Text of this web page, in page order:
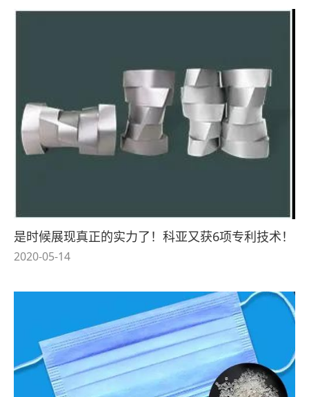
是时候展现真正的实力了！科亚又获6项专利技术！
2020-05-14